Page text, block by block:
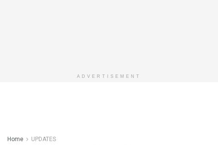
ADVERTISEMENT
Home UPDATES